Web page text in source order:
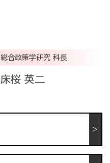
総合政策学研究 科長
床桜 英二